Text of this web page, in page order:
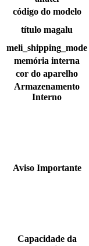
código do modelo
título magalu
meli_shipping_mode
memória interna
cor do aparelho
Armazenamento
Interno
Aviso Importante
Capacidade da